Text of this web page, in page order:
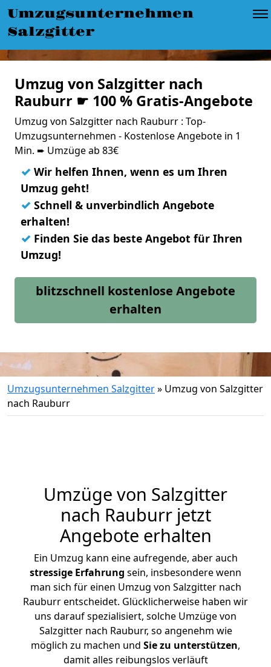
Umzugsunternehmen
Salzgitter
Umzug von Salzgitter nach
Rauburr ☛ 100 % Gratis-Angebote
Umzug von Salzgitter nach Rauburr : Top-
Umzugsunternehmen - Kostenlose Angebote in 1
Min. ➨ Umzüge ab 83€
✓ Wir helfen Ihnen, wenn es um Ihren
Umzug geht!
✓ Schnell & unverbindlich Angebote
erhalten!
✓ Finden Sie das beste Angebot für Ihren
Umzug!
blitzschnell kostenlose Angebote
erhalten
Umzugsunternehmen Salzgitter» Umzug von Salzgitter
nach Rauburr
Umzüge von Salzgitter
nach Rauburr jetzt
Angebote erhalten
Ein Umzug kann eine aufregende, aber auch
stressige Erfahrung sein, insbesondere wenn
man sich für einen Umzug von Salzgitter nach
Rauburr entscheidet. Glücklicherweise haben wir
uns darauf spezialisiert, solche Umzüge von
Salzgitter nach Rauburr, so angenehm wie
möglich zu machen und Sie zu unterstützen,
damit alles reibungslos verläuft